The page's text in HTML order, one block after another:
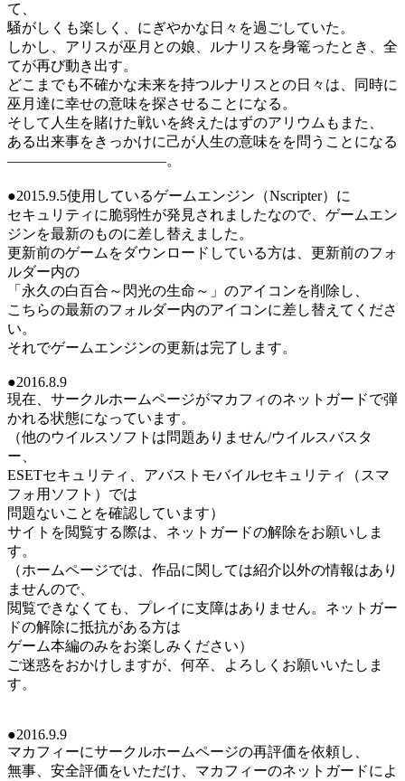
て、
騒がしくも楽しく、にぎやかな日々を過ごしていた。
しかし、アリスが巫月との娘、ルナリスを身篭ったとき、全
てが再び動き出す。
どこまでも不確かな未来を持つルナリスとの日々は、同時に
巫月達に幸せの意味を探させることになる。
そして人生を賭けた戦いを終えたはずのアリウムもまた、
ある出来事をきっかけに己が人生の意味をを問うことになる
―――――――――――。
●2015.9.5使用しているゲームエンジン（Nscripter）に
セキュリティに脆弱性が発見されましたなので、ゲームエン
ジンを最新のものに差し替えました。
更新前のゲームをダウンロードしている方は、更新前のフォ
ルダー内の
「永久の白百合～閃光の生命～」のアイコンを削除し、
こちらの最新のフォルダー内のアイコンに差し替えてくださ
い。
それでゲームエンジンの更新は完了します。
●2016.8.9
現在、サークルホームページがマカフィのネットガードで弾
かれる状態になっています。
（他のウイルスソフトは問題ありません/ウイルスバスタ
ー、
ESETセキュリティ、アバストモバイルセキュリティ（スマ
フォ用ソフト）では
問題ないことを確認しています）
サイトを閲覧する際は、ネットガードの解除をお願いしま
す。
（ホームページでは、作品に関しては紹介以外の情報はあり
ませんので、
閲覧できなくても、プレイに支障はありません。ネットガー
ドの解除に抵抗がある方は
ゲーム本編のみをお楽しみください）
ご迷惑をおかけしますが、何卒、よろしくお願いいたしま
す。
●2016.9.9
マカフィーにサークルホームページの再評価を依頼し、
無事、安全評価をいただけ、マカフィーのネットガードによ